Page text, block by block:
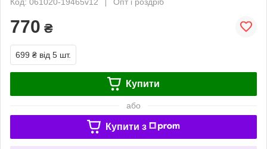
770 ₴
699 ₴ від 5 шт.
Купити
або
Купити з